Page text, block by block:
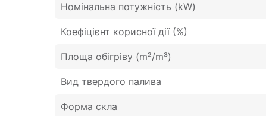
Номінальна потужність (kW)
Коефіцієнт корисної дії (%)
Площа обігріву (m²/m³)
Вид твердого палива
Форма скла